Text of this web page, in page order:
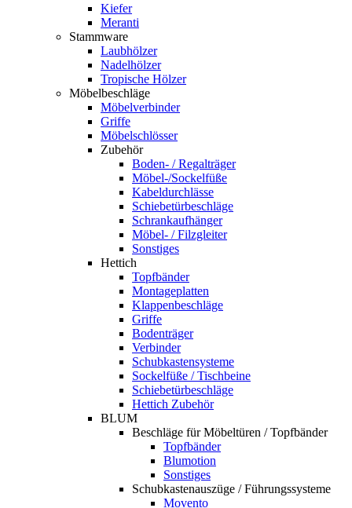
Kiefer
Meranti
Stammware
Laubhölzer
Nadelhölzer
Tropische Hölzer
Möbelbeschläge
Möbelverbinder
Griffe
Möbelschlösser
Zubehör
Boden- / Regalträger
Möbel-/Sockelfüße
Kabeldurchlässe
Schiebetürbeschläge
Schrankaufhänger
Möbel- / Filzgleiter
Sonstiges
Hettich
Topfbänder
Montageplatten
Klappenbeschläge
Griffe
Bodenträger
Verbinder
Schubkastensysteme
Sockelfüße / Tischbeine
Schiebetürbeschläge
Hettich Zubehör
BLUM
Beschläge für Möbeltüren / Topfbänder
Topfbänder
Blumotion
Sonstiges
Schubkastenauszüge / Führungssysteme
Movento